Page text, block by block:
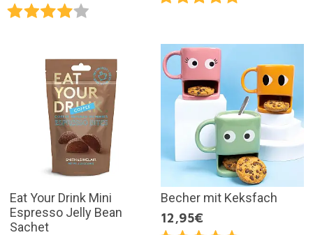
Eat Your Drink Mini
Espresso Jelly Bean
Sachet
Becher mit Keksfach
12,95€